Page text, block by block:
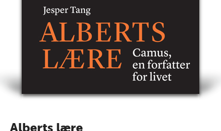
Alberts lære